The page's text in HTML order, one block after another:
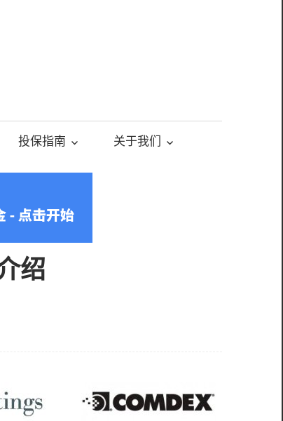
投保指南 关于我们
绍